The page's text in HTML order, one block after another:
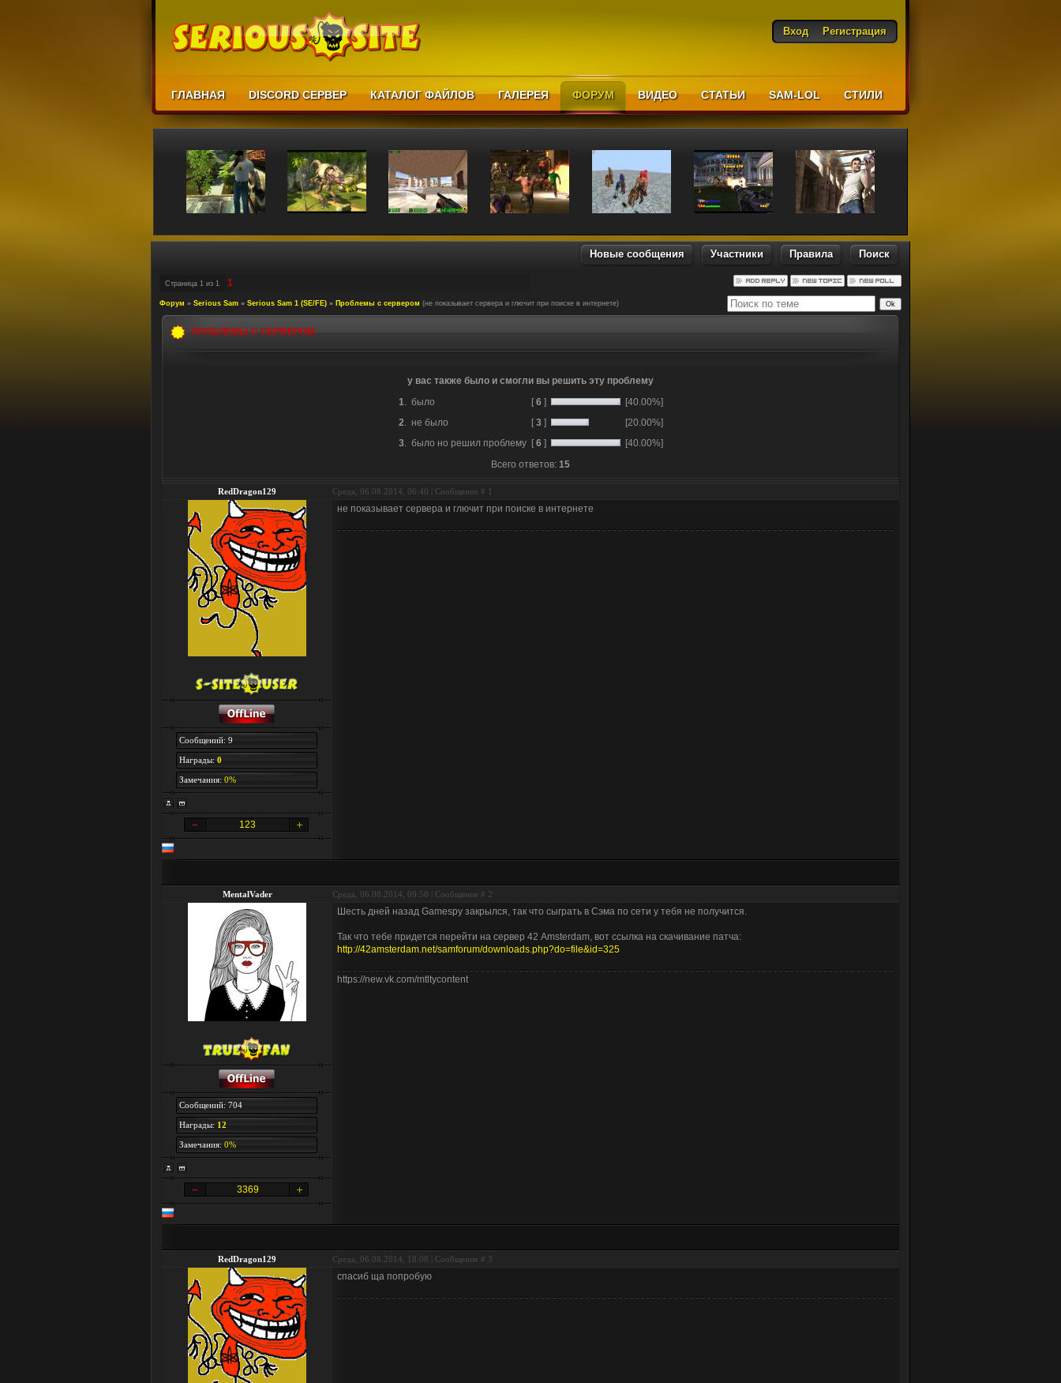
Вход Регистрация
ГЛАВНАЯ DISCORD СЕРВЕР КАТАЛОГ ФАЙЛОВ ГАЛЕРЕЯ ФОРУМ ВИДЕО СТАТЬИ SAM-LOL CТИЛИ
Новые сообщения Участники Правила Поиск
Страница 1 из 1 1
Форум » Serious Sam » Serious Sam 1 (SE/FE) » Проблемы с сервером (не показывает сервера и глючит при поиске в интернете)
ПРОБЛЕМЫ С СЕРВЕРОМ
у вас также было и смогли вы решить эту проблему
1. было [ 6 ]
[40.00%]
2. не было [ 3 ]
[20.00%]
3. было но решил проблему [ 6 ]
[40.00%]
Всего ответов: 15
RedDragon129 Среда, 06.08.2014, 06:40 | Сообщение # 1
Сообщений: 9
Награды: 0
Замечания: 0%
123
не показывает сервера и глючит при поиске в интернете
MentalVader Среда, 06.08.2014, 09:58 | Сообщение # 2
Сообщений: 704
Награды: 12
Замечания: 0%
3369
Шесть дней назад Gamespy закрылся, так что сыграть в Сэма по сети у тебя не получится.
Так что тебе придется перейти на сервер 42 Amsterdam, вот ссылка на скачивание патча:
http://42amsterdam.net/samforum/downloads.php?do=file&id=325
https://new.vk.com/mtltycontent
RedDragon129 Среда, 06.08.2014, 18:08 | Сообщение # 3
спасиб ща попробую